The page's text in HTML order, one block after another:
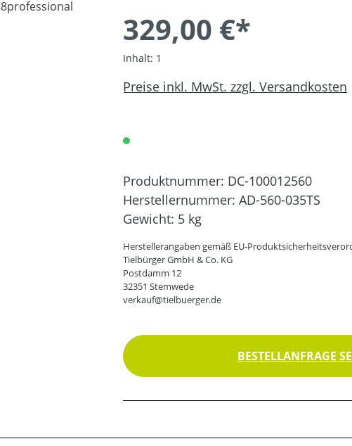
329,00 €*
Inhalt: 1
Preise inkl. MwSt. zzgl. Versandkosten
Produktnummer: DC-100012560
Herstellernummer: AD-560-035TS
Gewicht: 5 kg
Herstellerangaben gemäß EU-
Tielbürger GmbH & Co. KG
Postdamm 12
32351 Stemwede
verkauf@tielbuerger.de
BESTELLANFRAGE